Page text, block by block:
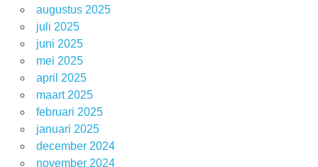
augustus 2025
juli 2025
juni 2025
mei 2025
april 2025
maart 2025
februari 2025
januari 2025
december 2024
november 2024